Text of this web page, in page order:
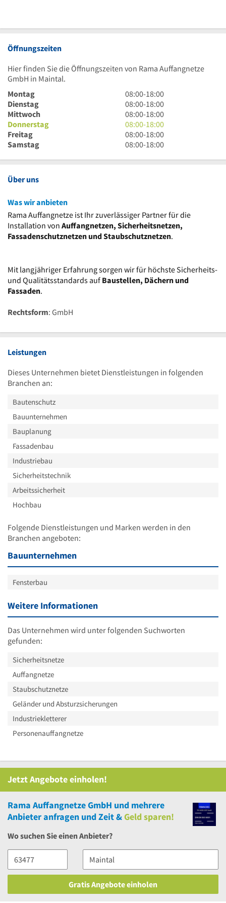
Öffnungszeiten
Hier finden Sie die Öffnungszeiten von Rama Auffangnetze
GmbH in Maintal.
Montag
8
Uhr
bis
18
Uhr
08:00-18:00
Dienstag
8
Uhr
bis
18
Uhr
08:00-18:00
Mittwoch
8
Uhr
bis
18
08:00-18:00
Donnerstag
8
Uhr
bis
Uhr
08:00-18:00
Freitag
8
Uhr
18
08:00-18:00
Samstag
8
bis
08:00-18:00
Über uns
Was wir anbieten
Rama Auffangnetze ist Ihr zuverlässiger Partner für die
Installation von Auffangnetzen, Sicherheitsnetzen,
Fassadenschutznetzen und Staubschutznetzen.
Mit langjähriger Erfahrung sorgen wir für höchste Sicherheits-
und Qualitätsstandards auf Baustellen, Dächern und
Fassaden.
Rechtsform: GmbH
Leistungen
Dieses Unternehmen bietet Dienstleistungen in folgenden
Branchen an:
Bautenschutz
Bauunternehmen
Bauplanung
Fassadenbau
Industriebau
Sicherheitstechnik
Arbeitssicherheit
Hochbau
Folgende Dienstleistungen und Marken werden in den
Branchen angeboten:
Bauunternehmen
Fensterbau
Weitere Informationen
Das Unternehmen wird unter folgenden Suchworten
gefunden:
Sicherheitsnetze
Auffangnetze
Staubschutznetze
Geländer und Absturzsicherungen
Industriekletterer
Personenauffangnetze
Jetzt Angebote einholen!
Rama Auffangnetze GmbH und mehrere
Anbieter anfragen und Zeit &Geld sparen!
Wo suchen Sie einen Anbieter?
Gratis Angebote einholen